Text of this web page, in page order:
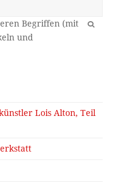
OK
Lois Alton, Teil